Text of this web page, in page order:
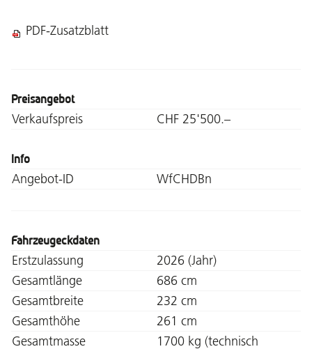
PDF-Zusatzblatt
Preisangebot
Verkaufspreis CHF 25'500.–
Info
Angebot-ID WfCHDBn
Fahrzeugeckdaten
Erstzulassung
2026 (Jahr)
Gesamtlänge
686 cm
Gesamtbreite
232 cm
Gesamthöhe
261 cm
Gesamtmasse
1700 kg (technisch